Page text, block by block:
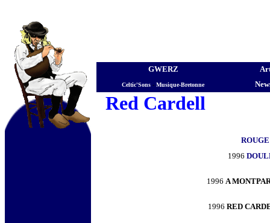
GWERZ
Celtic'Sons - Musique-Bretonne
Red Cardell
ROUGE
1996
1996 A
1996 RED